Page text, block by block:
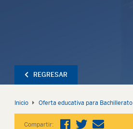
REGRESAR
Inicio Oferta educativa para Bachillerato
Compartir: